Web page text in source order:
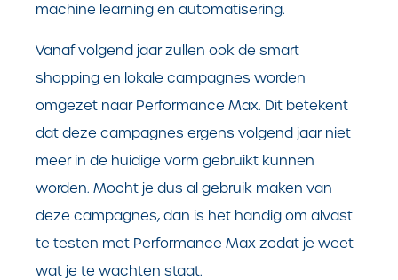
machine learning en automatisering.
Vanaf volgend jaar zullen ook de smart
shopping en lokale campagnes worden
omgezet naar Performance Max. Dit betekent
dat deze campagnes ergens volgend jaar niet
meer in de huidige vorm gebruikt kunnen
worden. Mocht je dus al gebruik maken van
deze campagnes, dan is het handig om alvast
te testen met Performance Max zodat je weet
wat je te wachten staat.